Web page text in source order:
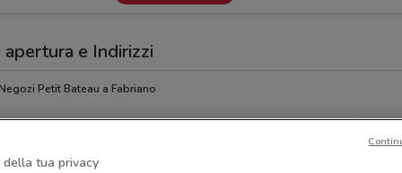
e Indirizzi
Negozi Petit Bateau a Fabriano
della tua privacy